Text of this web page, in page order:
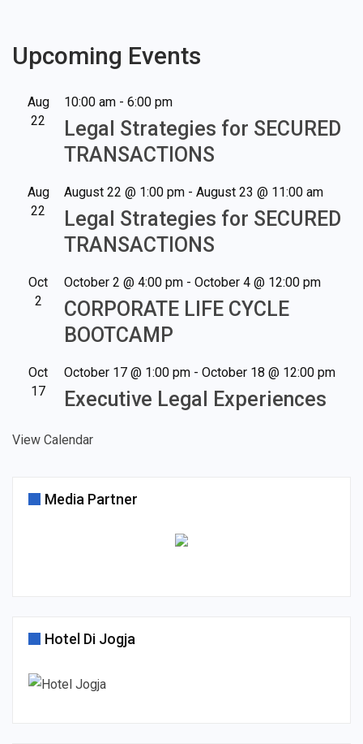
Upcoming Events
Aug
22
10:00 am - 6:00 pm
Legal Strategies for SECURED
TRANSACTIONS
Aug
22
August 22 @ 1:00 pm - August 23 @ 11:00 am
Legal Strategies for SECURED
TRANSACTIONS
Oct
2
October 2 @ 4:00 pm - October 4 @ 12:00 pm
CORPORATE LIFE CYCLE
BOOTCAMP
Oct
17
October 17 @ 1:00 pm - October 18 @ 12:00 pm
Executive Legal Experiences
View Calendar
Media Partner
Hotel Di Jogja